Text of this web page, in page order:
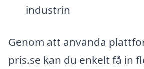
industrin
Genom att använda
pris.se kan du enkelt få in